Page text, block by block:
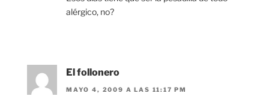
alérgico, no?
El follonero
MAYO 4, 2009 A LAS 11:17 PM